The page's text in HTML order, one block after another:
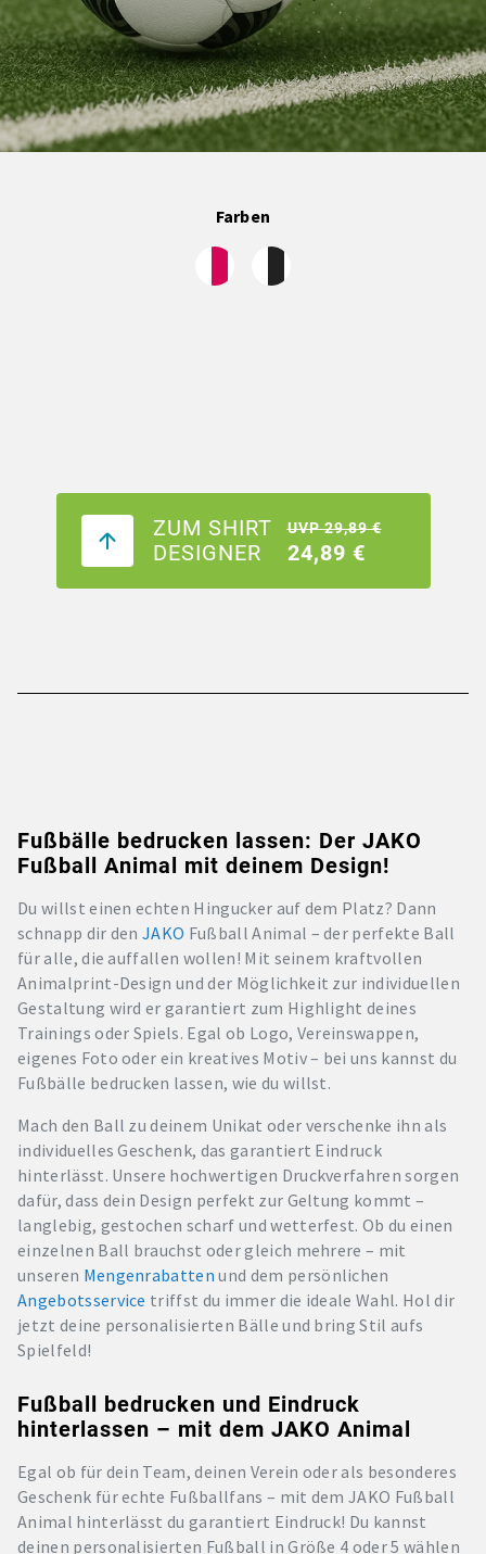
Farben
ZUM SHIRT
DESIGNER
UVP 29,89 €
24,89 €
Fußbälle bedrucken lassen: Der JAKO
Fußball Animal mit deinem Design!
Du willst einen echten Hingucker auf dem Platz? Dann
schnapp dir denJAKO Fußball Animal – der perfekte Ball
für alle, die auffallen wollen! Mit seinem kraftvollen
Animalprint-Design und der Möglichkeit zur individuellen
Gestaltung wird er garantiert zum Highlight deines
Trainings oder Spiels. Egal ob Logo, Vereinswappen,
eigenes Foto oder ein kreatives Motiv – bei uns kannst du
Fußbälle bedrucken lassen, wie du willst.
Mach den Ball zu deinem Unikat oder verschenke ihn als
individuelles Geschenk, das garantiert Eindruck
hinterlässt. Unsere hochwertigen Druckverfahren sorgen
dafür, dass dein Design perfekt zur Geltung kommt –
langlebig, gestochen scharf und wetterfest. Ob du einen
einzelnen Ball brauchst oder gleich mehrere – mit
unseren Mengenrabatten und dem persönlichen
Angebotsservice triffst du immer die ideale Wahl. Hol dir
jetzt deine personalisierten Bälle und bring Stil aufs
Spielfeld!
Fußball bedrucken und Eindruck
hinterlassen – mit dem JAKO Animal
Egal ob für dein Team, deinen Verein oder als besonderes
Geschenk für echte Fußballfans – mit dem JAKO Fußball
Animal hinterlässt du garantiert Eindruck! Du kannst
deinen personalisierten Fußball in Größe 4 oder 5 wählen